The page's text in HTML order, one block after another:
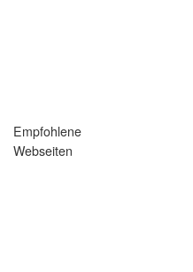
Empfohlene
Webseiten